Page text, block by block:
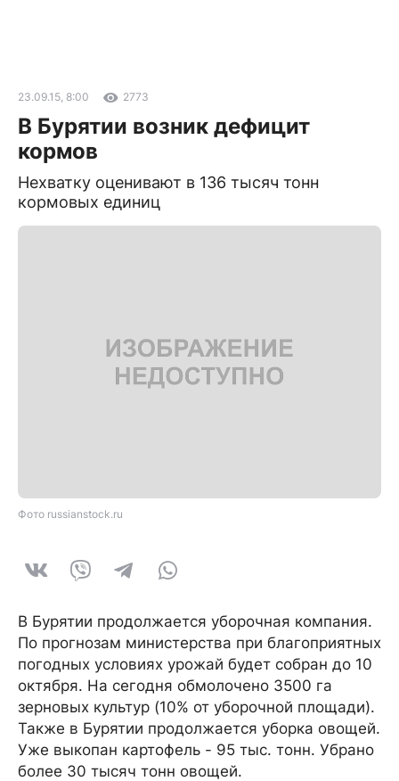
23.09.15, 8:00 2773
В Бурятии возник дефицит
кормов
Нехватку оценивают в 136 тысяч тонн
кормовых единиц
Фото russianstock.ru
В Бурятии продолжается уборочная компания.
По прогнозам министерства при благоприятных
погодных условиях урожай будет собран до 10
октября. На сегодня обмолочено 3500 га
зерновых культур (10% от уборочной площади).
Также в Бурятии продолжается уборка овощей.
Уже выкопан картофель - 95 тыс. тонн. Убрано
более 30 тысяч тонн овощей.